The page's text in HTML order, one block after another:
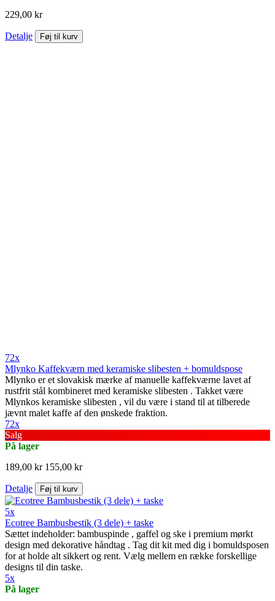
229,00 kr
Detalje Føj til kurv
72x
Mlynko Kaffekværn med keramiske slibesten + bomuldspose
Mlynko er et slovakisk mærke af manuelle kaffekværne lavet af
rustfrit stål kombineret med keramiske slibesten . Takket være
Mlynkos keramiske slibesten , vil du være i stand til at tilberede
jævnt malet kaffe af den ønskede fraktion.
72x
Salg
På lager
189,00 kr 155,00 kr
Detalje Føj til kurv
5x
Ecotree Bambusbestik (3 dele) + taske
Sættet indeholder: bambuspinde , gaffel og ske i premium mørkt
design med dekorative håndtag . Tag dit kit med dig i bomuldsposen
for at holde alt sikkert og rent. Vælg mellem en række forskellige
designs til din taske.
5x
På lager